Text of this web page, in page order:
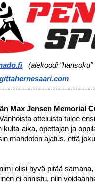
(alekoodi
Max Jensen Memorial
otteluista tulee
kulta-aika, opettajan ja
mahdoton ajatus, että
olisi hyvä pitää
ei onnistu, niin